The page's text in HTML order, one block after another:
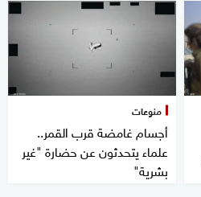
منوعات
أجسام غامضة قرب القمر..
علماء يتحدثون عن حضارة "غير
بشرية"